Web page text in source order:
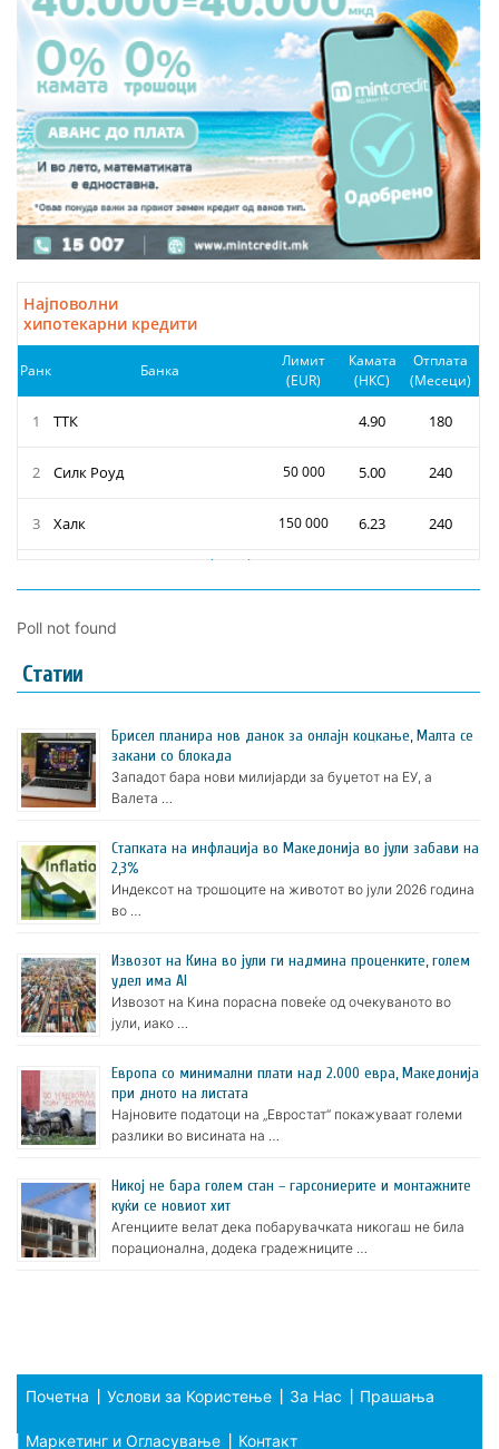
Poll not found
Статии
Брисел планира нов данок за онлајн коцкање, Малта се
закани со блокада
Западот бара нови милијарди за буџетот на ЕУ, а
Валета …
Стапката на инфлација во Македонија во јули забави на
2,3%
Индексот на трошоците на животот во јули 2026 година
во …
Извозот на Кина во јули ги надмина проценките, голем
удел има AI
Извозот на Кина порасна повеќе од очекуваното во
јули, иако …
Европа со минимални плати над 2.000 евра, Македонија
при дното на листата
Најновите податоци на „Евростат“ покажуваат големи
разлики во висината на …
Никој не бара голем стан – гарсониерите и монтажните
куќи се новиот хит
Агенциите велат дека побарувачката никогаш не била
порационална, додека градежниците …
Почетна Услови за Користење За Нас Прашања
Маркетинг и Огласување Контакт